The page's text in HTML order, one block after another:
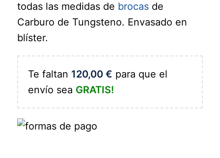
todas las medidas de brocas de
Carburo de Tungsteno. Envasado en
blíster.
Te faltan 120,00 € para que el
envío sea GRATIS!